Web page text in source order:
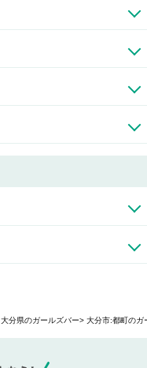
大分県のガールズバー 大分市:都町のガ